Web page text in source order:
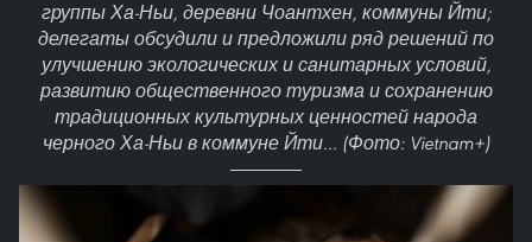
группы Ха-Ньи, деревни Чоантхен, коммуны Йти;
делегаты обсудили и предложили ряд решений по
улучшению экологических и санитарных условий,
развитию общественного туризма и сохранению
традиционных культурных ценностей народа
черного Ха-Ньи в коммуне Йти... (Фото: Vietnam+)